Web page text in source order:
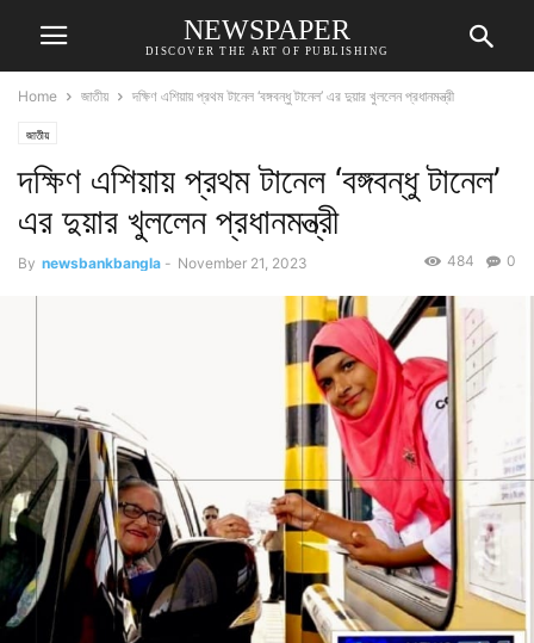
NEWSPAPER
DISCOVER THE ART OF PUBLISHING
Home জাতীয় দক্ষিণ এশিয়ায় প্রথম টানেল ‘বঙ্গবন্ধু টানেল’ এর দুয়ার খুললেন প্রধানমন্ত্রী
জাতীয়
দক্ষিণ এশিয়ায় প্রথম টানেল ‘বঙ্গবন্ধু টানেল’
এর দুয়ার খুললেন প্রধানমন্ত্রী
By newsbankbangla - November 21, 2023 0
484